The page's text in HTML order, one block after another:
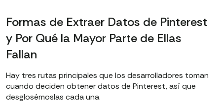
Formas de Extraer Datos de Pinterest
y Por Qué la Mayor Parte de Ellas
Fallan
Hay tres rutas principales que los desarrolladores toman
cuando deciden obtener datos de Pinterest, así que
desglosémoslas cada una.